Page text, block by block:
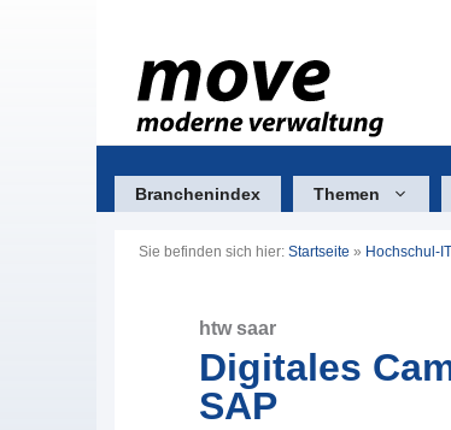
Branchenindex Themen
Sie befinden sich hier: Startseite » Hochschul-IT
htw saar
Digitales
SAP